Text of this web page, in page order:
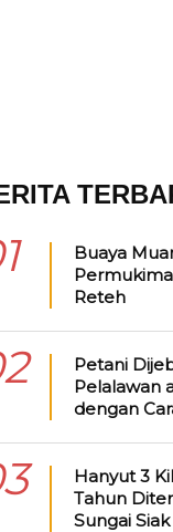
Buaya
Reteh
Petani
Pelalawan
dengan
Hanyut 3
Tahun
Sungai Siak